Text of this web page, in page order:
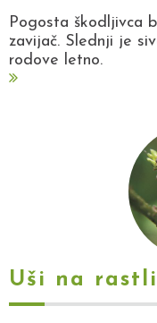
Pogosta škodljivca
zavijač. Slednji je
rodove letno.
Uši na